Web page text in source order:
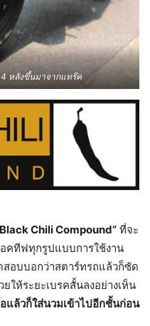
หลังขึ้นมาจากแทร๊ค
Chili Compound” ที่จะ
อคทีฟทุกรูปแบบการใช้งาน
อบบอกว่าสตาร์ทรถแล้วก็ซัด
ให้ระยะเบรคสั้นลงอย่างเห็น
ล้วก็ใส่นวมเข้าไปอีกชั้นก่อน